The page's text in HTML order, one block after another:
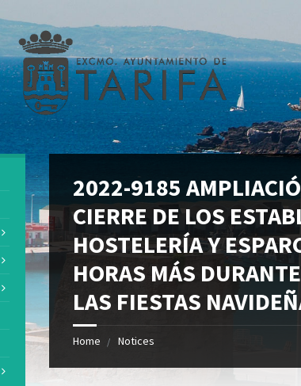
2022-9185
CIERRE DE LOS
HOSTELERÍA Y
HORAS MÁS
LAS FIESTAS
Home Notices